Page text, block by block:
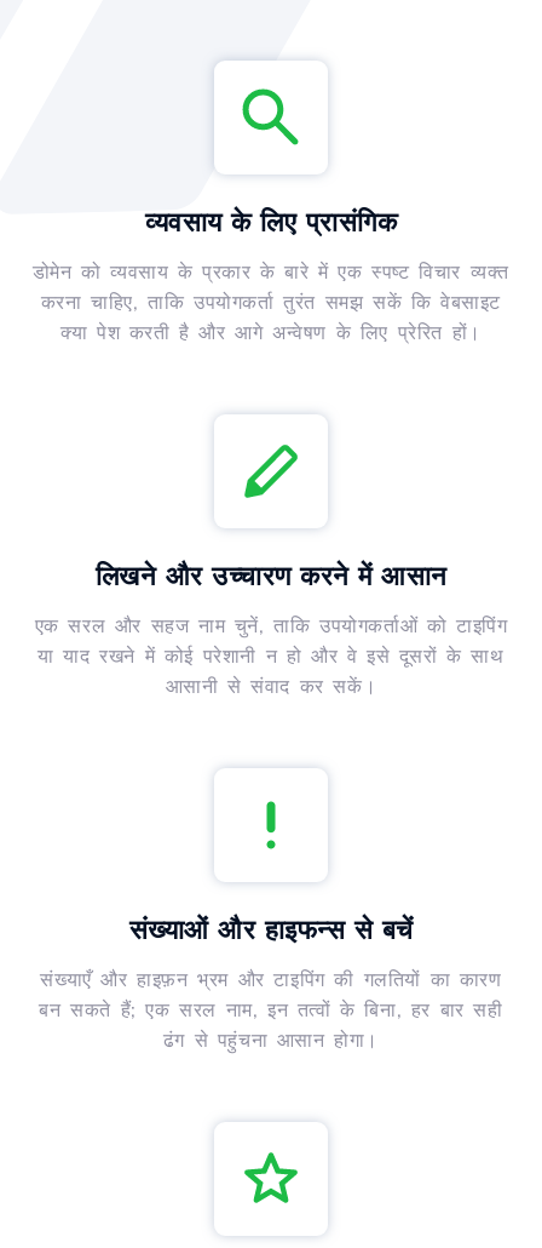
व्यवसाय के लिए प्रासंगिक
डोमेन को व्यवसाय के प्रकार के बारे में एक स्पष्ट विचार व्यक्त
करना चाहिए, ताकि उपयोगकर्ता तुरंत समझ सकें कि वेबसाइट
क्या पेश करती है और आगे अन्वेषण के लिए प्रेरित हों।
लिखने और उच्चारण करने में आसान
एक सरल और सहज नाम चुनें, ताकि उपयोगकर्ताओं को टाइपिंग
या याद रखने में कोई परेशानी न हो और वे इसे दूसरों के साथ
आसानी से संवाद कर सकें।
संख्याओं और हाइफन्स से बचें
संख्याएँ और हाइफ़न भ्रम और टाइपिंग की गलतियों का कारण
बन सकते हैं; एक सरल नाम, इन तत्वों के बिना, हर बार सही
ढंग से पहुंचना आसान होगा।